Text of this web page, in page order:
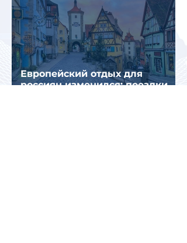
Европейский отдых для
россиян изменился: поездки